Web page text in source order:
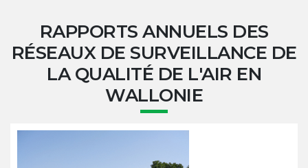
RAPPORTS ANNUELS DES
RÉSEAUX DE SURVEILLANCE DE
LA QUALITÉ DE L'AIR EN
WALLONIE